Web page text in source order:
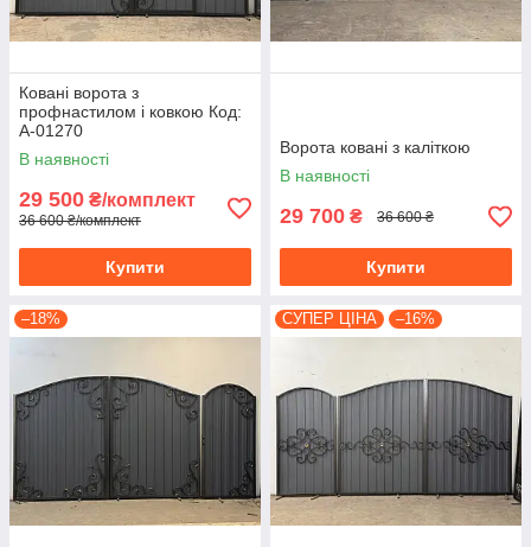
Ковані ворота з
профнастилом і ковкою Код:
А-01270
В наявності
29 500 ₴/комплект
36 600 ₴/комплект
Купити
Ворота ковані з каліткою
В наявності
29 700 ₴ 36 600 ₴
Купити
–18% СУПЕР ЦІНА –16%